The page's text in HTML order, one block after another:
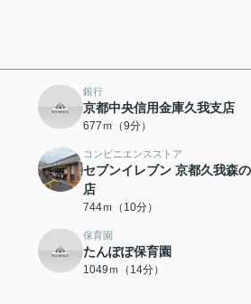
銀行
京都中央信用金庫久我支店
677ｍ（9分）
コンビニエンスストア
セブンイレブン 京都久我森
店
744ｍ（10分）
保育園
たんぽぽ保育園
1049ｍ（14分）